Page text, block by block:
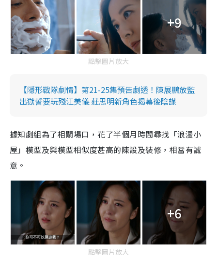
+9
點擊圖片放大
【隱形戰隊劇情】第21-25集預告劇透！陳展鵬放監
出獄誓要玩殘江美儀 莊思明新角色揭幕後陰謀
據知劇組為了相關場口，花了半個月時間尋找「浪漫小
屋」模型及與模型相似度甚高的陳設及裝修，相當有誠
意。
+6
點擊圖片放大